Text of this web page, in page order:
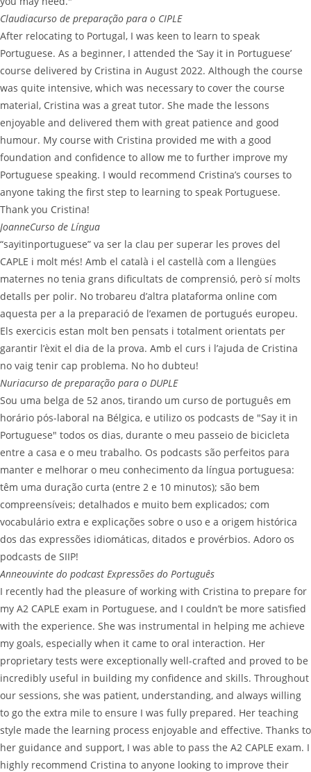
Claudiacurso de preparação para o CIPLE
After relocating to Portugal, I was keen to learn to speak
Portuguese. As a beginner, I attended the ‘Say it in Portuguese’
course delivered by Cristina in August 2022. Although the course
was quite intensive, which was necessary to cover the course
material, Cristina was a great tutor. She made the lessons
enjoyable and delivered them with great patience and good
humour. My course with Cristina provided me with a good
foundation and confidence to allow me to further improve my
Portuguese speaking. I would recommend Cristina’s courses to
anyone taking the first step to learning to speak Portuguese.
Thank you Cristina!
JoanneCurso de Língua
“sayitinportuguese” va ser la clau per superar les proves del
CAPLE i molt més! Amb el català i el castellà com a llengües
maternes no tenia grans dificultats de comprensió, però sí molts
detalls per polir. No trobareu d’altra plataforma online com
aquesta per a la preparació de l’examen de portugués europeu.
Els exercicis estan molt ben pensats i totalment orientats per
garantir l’èxit el dia de la prova. Amb el curs i l’ajuda de Cristina
no vaig tenir cap problema. No ho dubteu!
Nuriacurso de preparação para o DUPLE
Sou uma belga de 52 anos, tirando um curso de português em
horário pós-laboral na Bélgica, e utilizo os podcasts de "Say it in
Portuguese" todos os dias, durante o meu passeio de bicicleta
entre a casa e o meu trabalho. Os podcasts são perfeitos para
manter e melhorar o meu conhecimento da língua portuguesa:
têm uma duração curta (entre 2 e 10 minutos); são bem
compreensíveis; detalhados e muito bem explicados; com
vocabulário extra e explicações sobre o uso e a origem histórica
dos das expressões idiomáticas, ditados e provérbios. Adoro os
podcasts de SIIP!
Anneouvinte do podcast Expressões do Português
I recently had the pleasure of working with Cristina to prepare for
my A2 CAPLE exam in Portuguese, and I couldn’t be more satisfied
with the experience. She was instrumental in helping me achieve
my goals, especially when it came to oral interaction. Her
proprietary tests were exceptionally well-crafted and proved to be
incredibly useful in building my confidence and skills. Throughout
our sessions, she was patient, understanding, and always willing
to go the extra mile to ensure I was fully prepared. Her teaching
style made the learning process enjoyable and effective. Thanks to
her guidance and support, I was able to pass the A2 CAPLE exam. I
highly recommend Cristina to anyone looking to improve their